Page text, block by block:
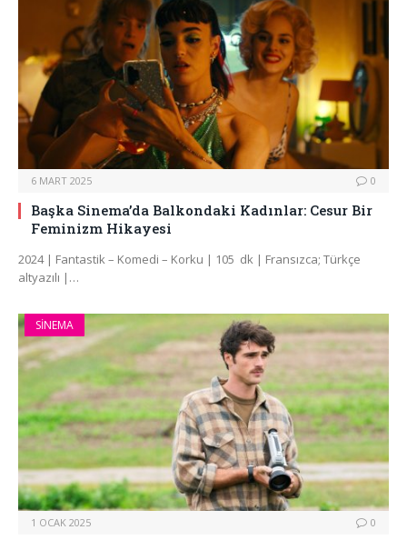
6 MART 2025 0
Başka Sinema’da Balkondaki Kadınlar: Cesur Bir
Feminizm Hikayesi
2024 | Fantastik – Komedi – Korku | 105 dk | Fransızca; Türkçe
altyazılı |…
SINEMA
1 OCAK 2025 0